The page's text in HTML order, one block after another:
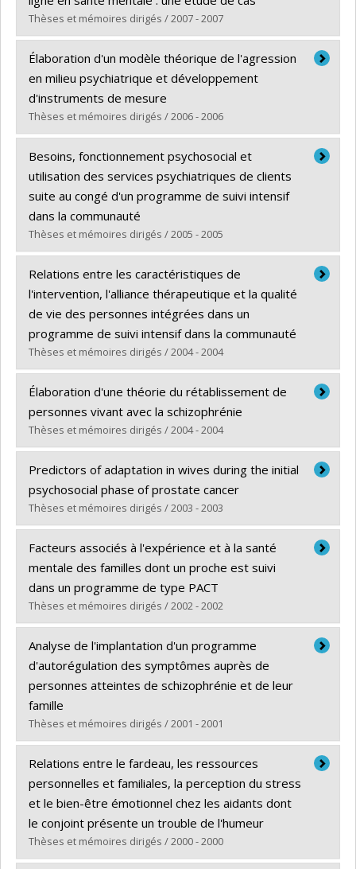
Thèses et mémoires dirigés / 2007 - 2007
Diplômé(e) :Page, Claire
Cycle :Doctorat
Diplôme obtenu :Ph. D.
Lien vers le document dans Papyrus
Élaboration d'un modèle théorique de l'agression
en milieu psychiatrique et développement
d'instruments de mesure
Thèses et mémoires dirigés / 2006 - 2006
Diplômé(e) :Ahern, Éric
Cycle :Doctorat
Diplôme obtenu :Ph. D.
Lien vers le document dans Papyrus
Besoins, fonctionnement psychosocial et
utilisation des services psychiatriques de clients
suite au congé d'un programme de suivi intensif
dans la communauté
Thèses et mémoires dirigés / 2005 - 2005
Diplômé(e) :Millette, Jacinthe
Cycle :Maîtrise
Diplôme obtenu :M. Sc.
Lien vers le document dans Papyrus
Relations entre les caractéristiques de
l'intervention, l'alliance thérapeutique et la qualité
de vie des personnes intégrées dans un
programme de suivi intensif dans la communauté
Thèses et mémoires dirigés / 2004 - 2004
Diplômé(e) :Charbonneau, Nicole
Cycle :Maîtrise
Diplôme obtenu :M. Sc.
Lien vers le document dans Papyrus
Élaboration d'une théorie du rétablissement de
personnes vivant avec la schizophrénie
Thèses et mémoires dirigés / 2004 - 2004
Diplômé(e) :Noiseux, Sylvie
Cycle :Doctorat
Diplôme obtenu :Ph. D.
Lien vers le document dans Papyrus
Predictors of adaptation in wives during the initial
psychosocial phase of prostate cancer
Thèses et mémoires dirigés / 2003 - 2003
Diplômé(e) :Ezer, Hélène
Cycle :Doctorat
Diplôme obtenu :Ph. D.
Lien vers le document dans Papyrus
Facteurs associés à l'expérience et à la santé
mentale des familles dont un proche est suivi
dans un programme de type PACT
Thèses et mémoires dirigés / 2002 - 2002
Diplômé(e) :Sarrazin, Catherine
Cycle :Maîtrise
Diplôme obtenu :M. Sc.
Lien vers le document dans Papyrus
Analyse de l'implantation d'un programme
d'autorégulation des symptômes auprès de
personnes atteintes de schizophrénie et de leur
famille
Thèses et mémoires dirigés / 2001 - 2001
Diplômé(e) :Messier, Louise
Cycle :Maîtrise
Diplôme obtenu :M. Sc.
Lien vers le document dans Papyrus
Relations entre le fardeau, les ressources
personnelles et familiales, la perception du stress
et le bien-être émotionnel chez les aidants dont
le conjoint présente un trouble de l'humeur
Thèses et mémoires dirigés / 2000 - 2000